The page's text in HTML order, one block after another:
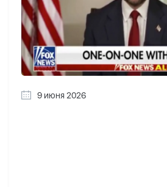
9 июня 2026